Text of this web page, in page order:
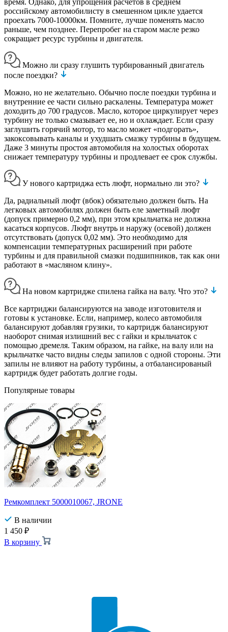
российскому автомобилисту в смешенном цикле удается
проехать 7000-10000км. Помните, лучше поменять масло
раньше, чем позднее. Перепробег на старом масле резко
сокращает ресурс турбины и двигателя.
Можно ли сразу глушить турбированный двигатель
после поездки?
Можно, но не желательно. Обычно после поездки турбина и
внутренние ее части сильно раскалены. Температура может
доходить до 700 градусов. Масло, которое циркулирует через
турбину не только смазывает ее, но и охлаждает. Если сразу
заглушить горячий мотор, то масло может «подгорать»,
закоксовывать каналы и ухудшать смазку турбины в будущем.
Даже 3 минуты простоя автомобиля на холостых оборотах
снижает температуру турбины и продлевает ее срок службы.
У нового картриджа есть люфт, нормально ли это?
Да, радиальный люфт (вбок) обязательно должен быть. На
легковых автомобилях должен быть еле заметный люфт
(допуск примерно 0,2 мм), при этом крыльчатка не должна
касаться корпусов. Люфт внутрь и наружу (осевой) должен
отсутствовать (допуск 0,02 мм). Это необходимо для
компенсации температурных расширений при работе
турбины и для правильной смазки подшипников, так как они
работают в «масляном клину».
На новом картридже спилена гайка на валу. Что это?
Все картриджи балансируются на заводе изготовителя и
готовы к установке. Если, например, колесо автомобиля
балансируют добавляя грузики, то картридж балансируют
наоборот снимая излишний вес с гайки и крыльчаток с
помощью дремеля. Таким образом, на гайке, на валу или на
крыльчатке часто видны следы запилов с одной стороны. Эти
запилы не влияют на работу турбины, а отбалансированый
картридж будет работать долгие годы.
Популярные товары
Ремкомплект 5000010067, JRONE
В наличии
1 450 ₽
В корзину